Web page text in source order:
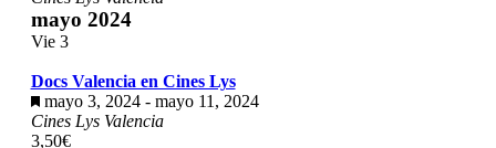
mayo 2024
Vie 3
Docs Valencia en Cines Lys
Destacado
mayo 3, 2024- mayo 11, 2024
Cines Lys Valencia
3,50€